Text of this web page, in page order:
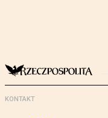
KONTAKT